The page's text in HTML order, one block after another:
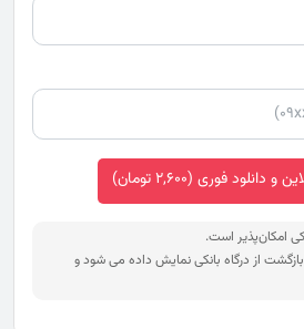
دانلود فوری (2,600 تومان)
امکان‌پذیر است.
از درگاه بانکی نمایش داده می شود و